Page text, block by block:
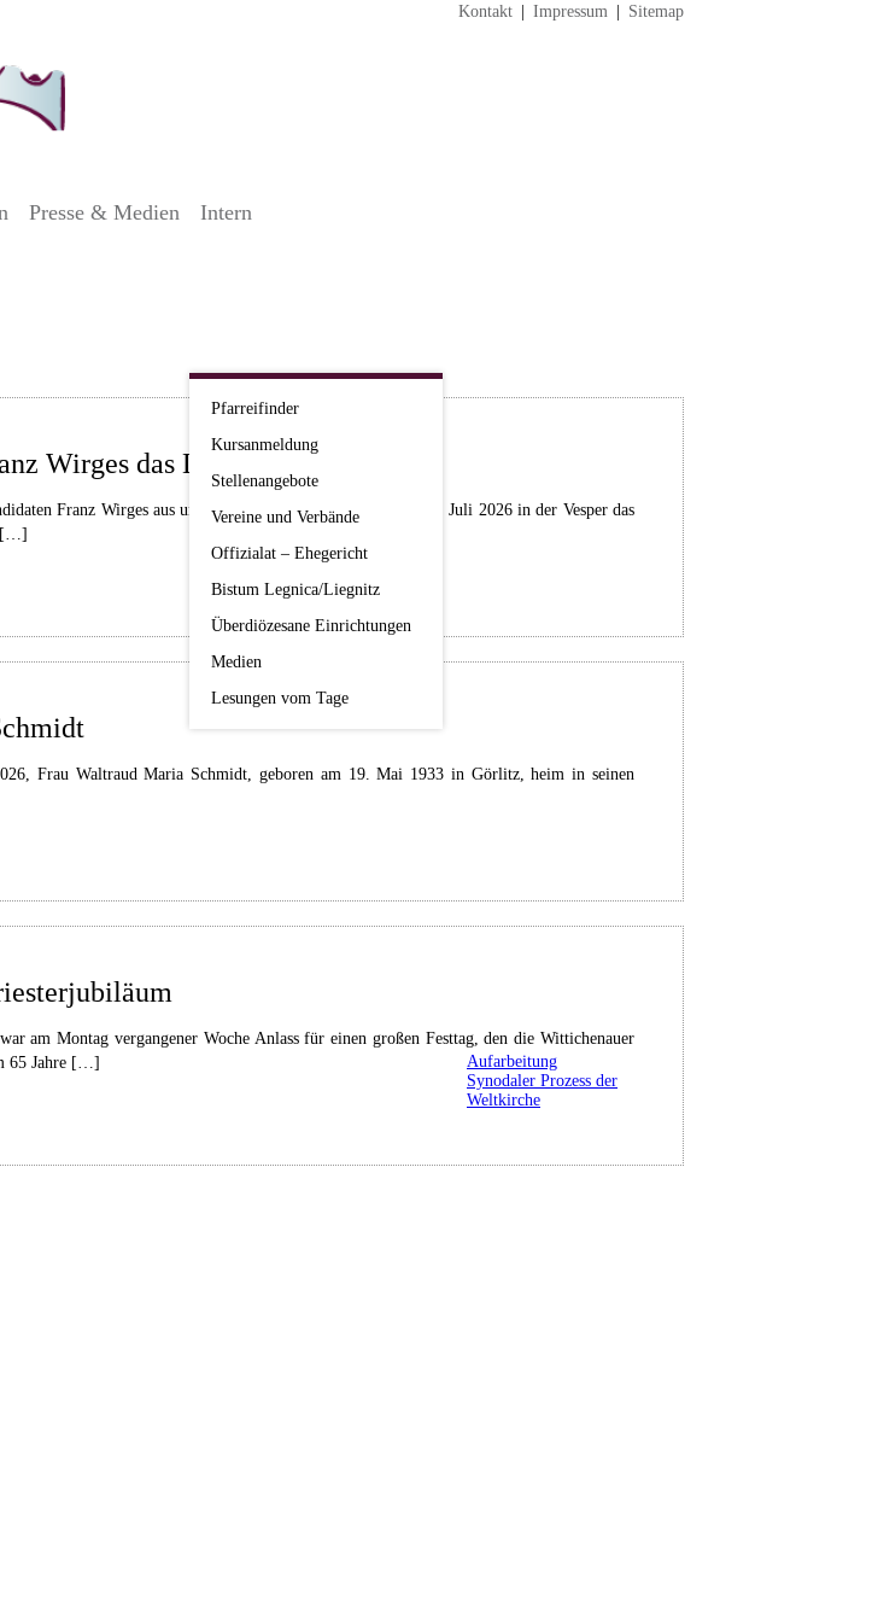
Kontakt Impressum Sitemap
Presse & Medien Intern
Pfarreifinder
Kursanmeldung
Stellenangebote
Vereine und Verbände
Offizialat – Ehegericht
Bistum Legnica/Liegnitz
Überdiözesane Einrichtungen
Medien
Lesungen vom Tage
Aufarbeitung
Synodaler Prozess der
Weltkirche
Wirges das Lektorat
Franz Wirges aus unserem Bistum am Samstag, dem 04. Juli 2026 in der Vesper das
[…]
Frau Waltraud Maria Schmidt, geboren am 19. Mai 1933 in Görlitz, heim in seinen
am Montag vergangener Woche Anlass für einen großen Festtag, den die Wittichenauer
65 Jahre […]